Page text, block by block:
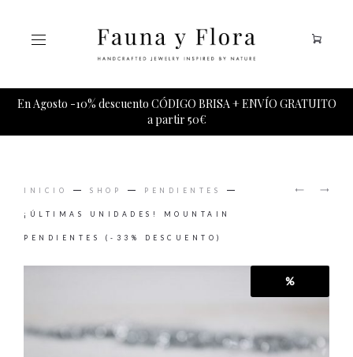
En Agosto -10% descuento CÓDIGO BRISA + ENVÍO GRATUITO
a partir 50€
INICIO SHOP PENDIENTES
¡ÚLTIMAS UNIDADES! MOUNTAIN
PENDIENTES (-33% DESCUENTO)
%